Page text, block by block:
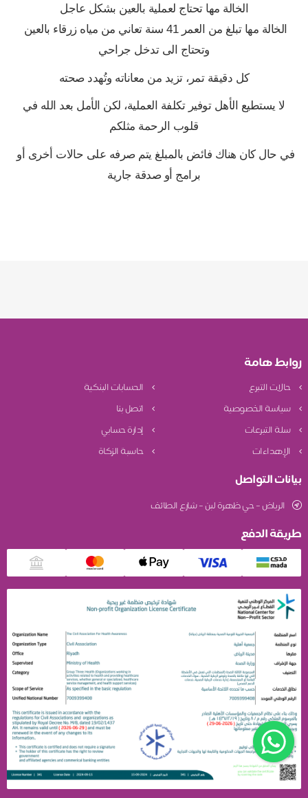
الخالة مها تحتاج لعملية بالعين بشكل عاجل
وتحتاج الى تدخل جراحي
كل دقيقة تمر، تزيد من معاناته وتُهدد صحته
قلوب الرحمة مثلكم
برامج أو صدقة جارية
روابط هامة
حالات التبرع
الحسابات البنكية
سياسة الخصوصية
اتصل بنا
سلة التبرعات
إدارة حسابي
الإهداءات
حاسبة الزكاة
بيانات التواصل
الرياض – حي ظهرة لبن – شارع الطائف
طريقة الدفع